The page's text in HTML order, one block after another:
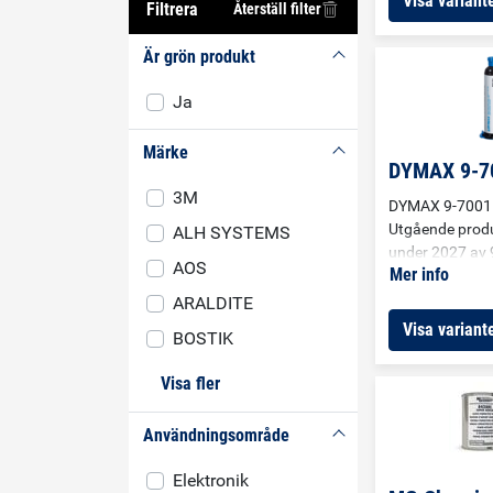
Filtrera Återställ filter
Är grön produkt
Ja
Märke
3M
ALH SYSTEMS
AOS
ARALDITE
BOSTIK
Visa fler
Användningsområde
Elektronik
kretskortslack.
bara några
exponeras för
kräver ingen
värme.
omedelbart
Kompatibel
koppar.
DYMAX 9-
DYMAX 9-
Utgående
under 2027 av
Dymax
kretskort som
exponering för
några
färg från rosa
visuell
härdning.
för kontakter
Mer info
Visa